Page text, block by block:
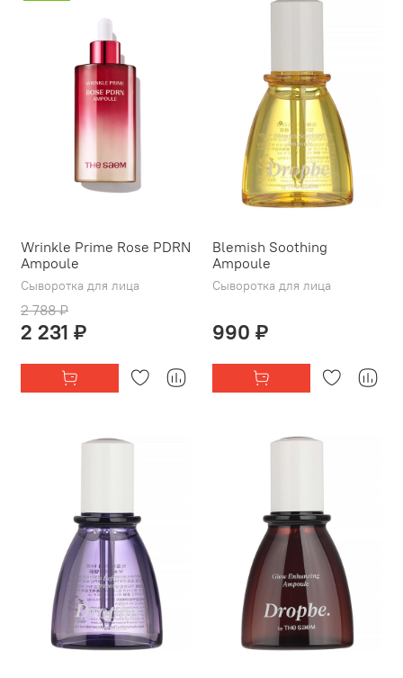
Wrinkle Prime Rose PDRN
Ampoule
Сыворотка для лица
2 788 ₽
2 231 ₽
Blemish Soothing
Ampoule
Сыворотка для лица
990 ₽